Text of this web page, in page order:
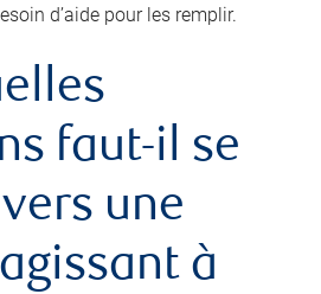
d’aide pour les remplir.
faut-il se
une
à